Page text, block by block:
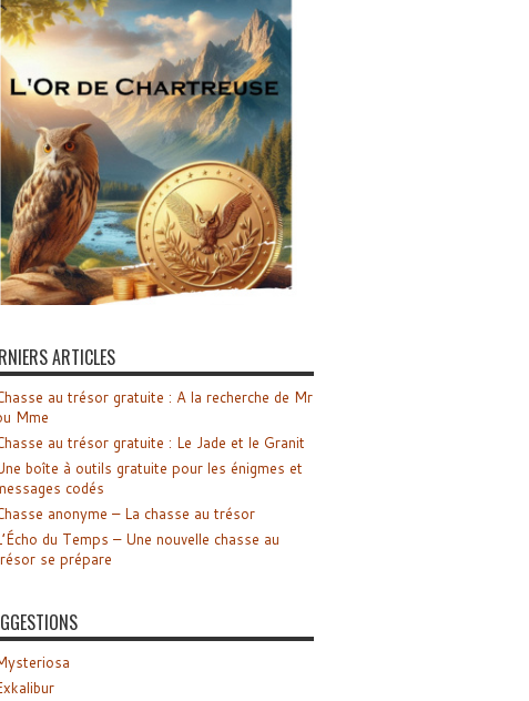
ARTICLES
au trésor gratuite : A la recherche de Mr
Mme
au trésor gratuite : Le Jade et le Granit
boîte à outils gratuite pour les énigmes et
codés
anonyme – La chasse au trésor
du Temps – Une nouvelle chasse au
se prépare